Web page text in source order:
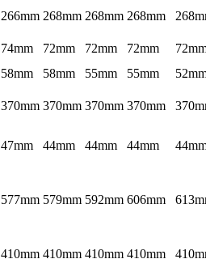
266mm 268mm 268mm 268mm
74mm 72mm 72mm 72mm
58mm 58mm 55mm 55mm
370mm 370mm 370mm 370mm
47mm 44mm 44mm 44mm
577mm 579mm 592mm 606mm
410mm 410mm 410mm 410mm